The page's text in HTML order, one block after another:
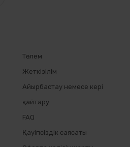
Төлем
Жеткізілім
Айырбастау немесе кері
қайтару
FAQ
Қауіпсіздік саясаты